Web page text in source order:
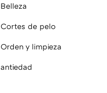
Belleza
Cortes de pelo
Orden y limpieza
antiedad